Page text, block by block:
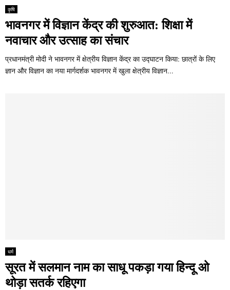
कृषि
भावनगर में विज्ञान केंद्र की शुरुआत: शिक्षा में
नवाचार और उत्साह का संचार
प्रधानमंत्री मोदी ने भावनगर में क्षेत्रीय विज्ञान केंद्र का उद्घाटन किया: छात्रों के लिए
ज्ञान और विज्ञान का नया मार्गदर्शक भावनगर में खुला क्षेत्रीय विज्ञान...
धर्म
सूरत में सलमान नाम का साधू पकड़ा गया हिन्दू ओ
थोड़ा सतर्क रहिएगा